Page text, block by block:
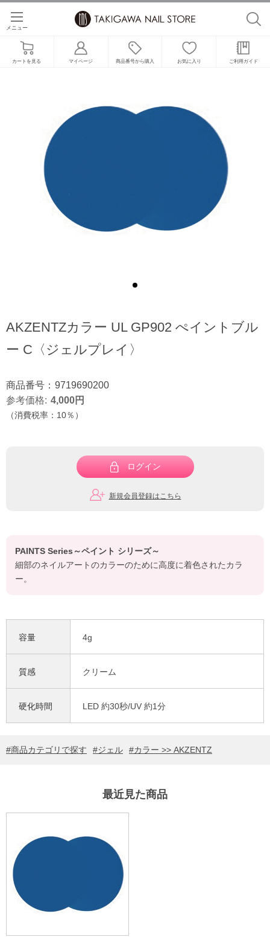
カートを見る マイページ 商品番号から購入 お気に入り ご利用ガイド
メニュー
AKZENTZカラー UL GP902 ぺイントブル
ー C〈ジェルプレイ〉
商品番号： 9719690200
参考価格
4,000円
（消費税率： 10％ ）
ログイン
新規会員登録はこちら
PAINTS Series～ペイント シリーズ～
細部のネイルアートのカラーのために高度に着色されたカラ
ー。
容量 4g
質感 クリーム
硬化時間 LED 約30秒/UV 約1分
商品カテゴリで探す ジェル カラー >> AKZENTZ
最近見た商品